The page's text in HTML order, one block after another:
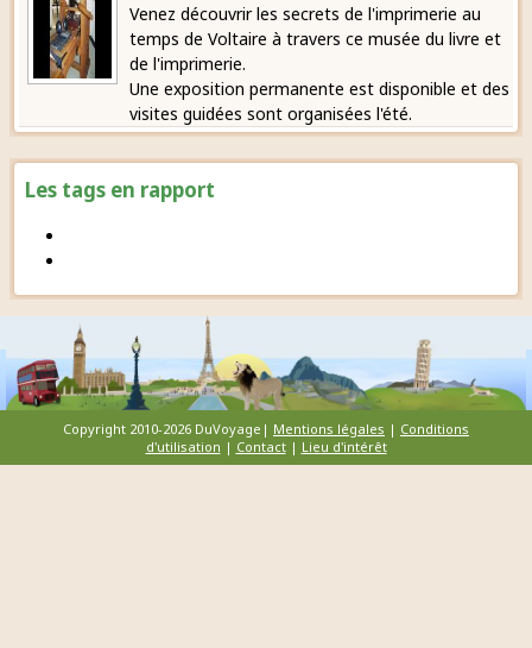
Les tags en rapport
Venez découvrir les secrets de l'imprimerie au
temps de Voltaire à travers ce musée du livre et
de l'imprimerie.
Une exposition permanente est disponible et des
visites guidées sont organisées l'été.
Copyright 2010-2026 DuVoyage| Mentions légales | Conditions
d'utilisation | Contact| Lieu d'intérêt